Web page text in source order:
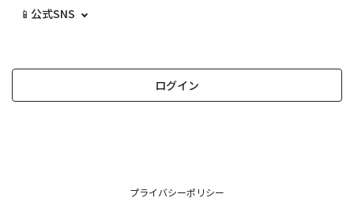
📱公式SNS
ログイン
プライバシーポリシー